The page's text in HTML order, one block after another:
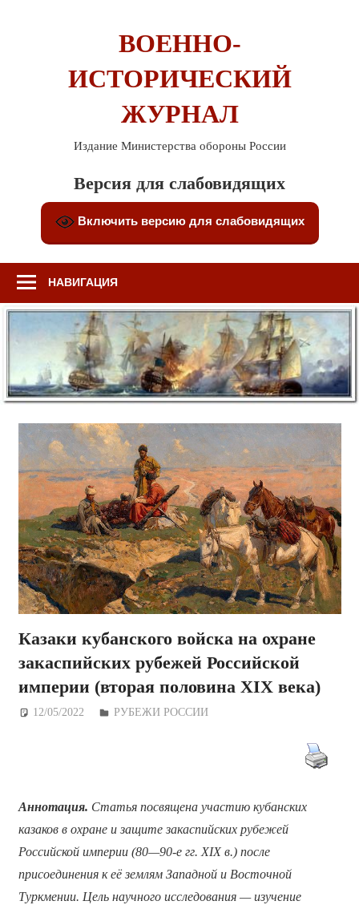
ВОЕННО-
ИСТОРИЧЕСКИЙ
ЖУРНАЛ
Издание Министерства обороны России
Версия для слабовидящих
Включить версию для слабовидящих
НАВИГАЦИЯ
Казаки кубанского войска на охране
закаспийских рубежей Российской
империи (вторая половина XIX века)
12/05/2022 Дежурный по Редакции
РУБЕЖИ РОССИИ
Аннотация. Статья посвящена участию кубанских
казаков в охране и защите закаспийских рубежей
Российской империи (80—90-е гг. XIX в.) после
присоединения к её землям Западной и Восточной
Туркмении. Цель научного исследования — изучение